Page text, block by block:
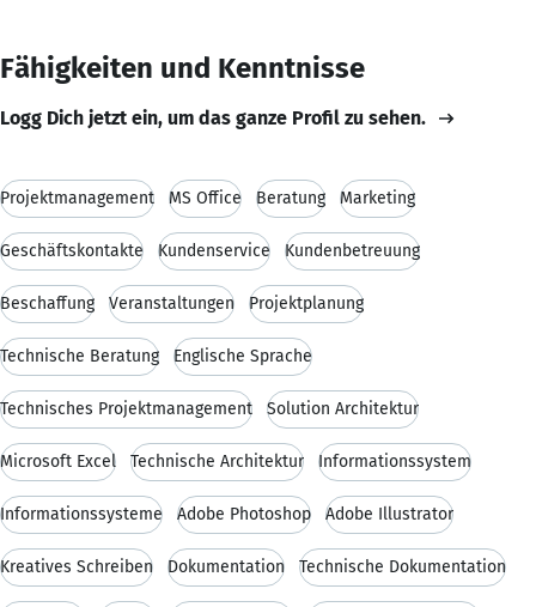
Fähigkeiten und Kenntnisse
Logg Dich jetzt ein, um das ganze Profil zu sehen.
Projektmanagement MS Office Beratung Marketing
Geschäftskontakte Kundenservice Kundenbetreuung
Beschaffung Veranstaltungen Projektplanung
Technische Beratung Englische Sprache
Technisches Projektmanagement Solution Architektur
Microsoft Excel Technische Architektur Informationssystem
Informationssysteme Adobe Photoshop Adobe Illustrator
Kreatives Schreiben Dokumentation Technische Dokumentation